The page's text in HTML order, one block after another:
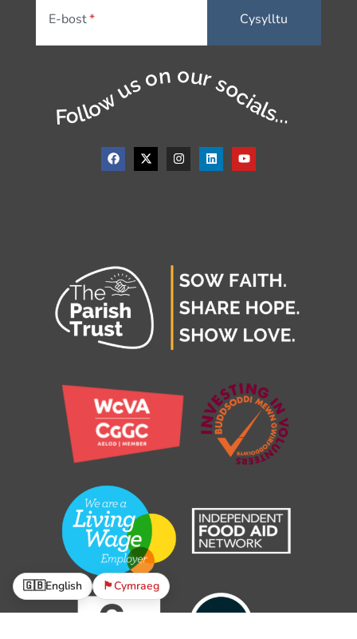
E-bost
Follow us on our socials...
🇬🇧English 🏴󠁧󠁢󠁷󠁬󠁳󠁿Cymraeg